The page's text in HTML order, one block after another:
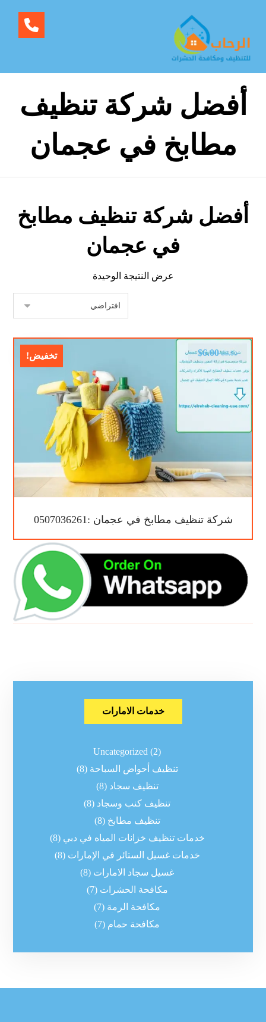
أفضل شركة تنظيف
مطابخ في عجمان
أفضل شركة تنظيف مطابخ
في عجمان
عرض النتيجة الوحيدة
تخفيض!
شركة تنظيف مطابخ في عجمان :0507036261
$9.00
$6.00
خدمات الامارات
Uncategorized (2)
تنظيف أحواض السباحة (8)
تنظيف سجاد (8)
تنظيف كنب وسجاد (8)
تنظيف مطابخ (8)
خدمات تنظيف خزانات المياه في دبي (8)
خدمات غسيل الستائر في الإمارات (8)
غسيل سجاد الامارات (8)
مكافحة الحشرات (7)
مكافحة الرمة (7)
مكافحة حمام (7)